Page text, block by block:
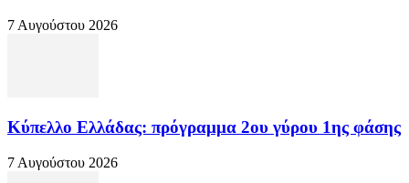
7 Αυγούστου 2026
Κύπελλο Ελλάδας: πρόγραμμα 2ου γύρου 1ης φάσης
7 Αυγούστου 2026